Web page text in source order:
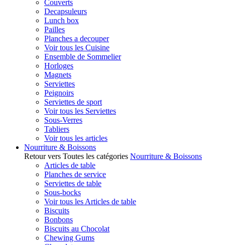
Couverts
Decapsuleurs
Lunch box
Pailles
Planches a decouper
Voir tous les Cuisine
Ensemble de Sommelier
Horloges
Magnets
Serviettes
Peignoirs
Serviettes de sport
Voir tous les Serviettes
Sous-Verres
Tabliers
Voir tous les articles
Nourriture & Boissons
Retour vers Toutes les catégories Nourriture & Boissons
Articles de table
Planches de service
Serviettes de table
Sous-bocks
Voir tous les Articles de table
Biscuits
Bonbons
Biscuits au Chocolat
Chewing Gums